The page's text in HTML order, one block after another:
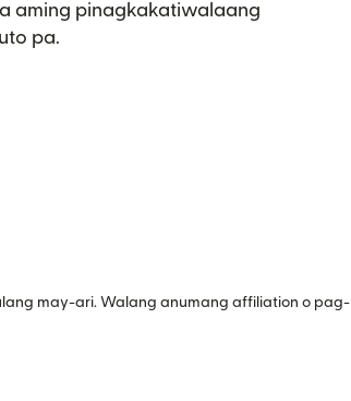
aming pinagkakatiwalaang
pa.
may-ari. Walang anumang affiliation o pag-